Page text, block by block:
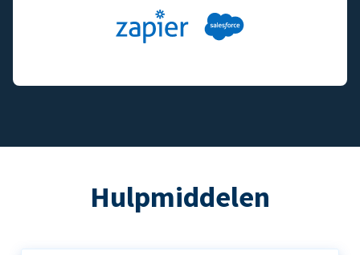
Hulpmiddelen